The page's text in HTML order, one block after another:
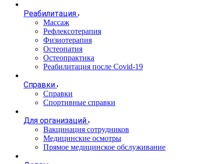
Реабилитация
Массаж
Рефлексотерапия
Физиотерапия
Остеопатия
Остеопрактика
Реабилитация после Covid-19
Справки
Справки
Спортивные справки
Для организаций
Вакцинация сотрудников
Медицинские осмотры
Прямое медицинское обслуживание